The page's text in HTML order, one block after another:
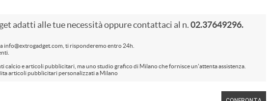
adatti alle tue necessità oppure contattaci al n.02.37649296.
ti risponderemo entro 24h.
calcio e articoli pubblicitari, ma uno studio grafico di Milano che fornisce un'attenta assistenza.
articoli pubblicitari personalizzati a Milano